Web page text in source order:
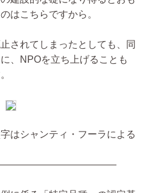
はこちらですから。
されてしまったとしても、同
、NPOを立ち上げることも
はシャンティ・フーラによる